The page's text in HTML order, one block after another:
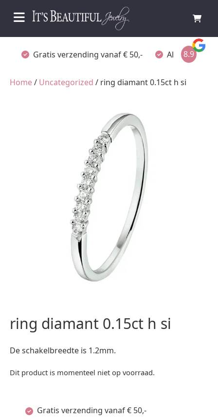
Gratis verzending vanaf € 50,- Altijd verpakt
8.9
Home/ Uncategorized / ring diamant 0.15ct h si
ring diamant 0.15ct h si
De schakelbreedte is 1.2mm.
Dit product is momenteel niet op voorraad.
Gratis verzending vanaf € 50,-